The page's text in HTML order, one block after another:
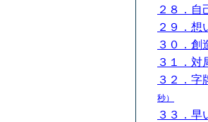
２８．
２９．
３０．
３１．
３２．
秒）
３３．